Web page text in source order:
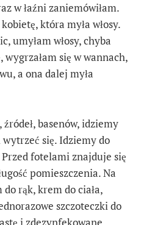
w łaźni zaniemówiłam.
która myła włosy.
umyłam włosy, chyba
wygrzałam się w wannach,
a ona dalej myła
basenów, idziemy
wytrzeć się. Idziemy do
fotelami znajduje się
pomieszczenia. Na
rąk, krem do ciała,
szczoteczki do
i zdezynfekowane